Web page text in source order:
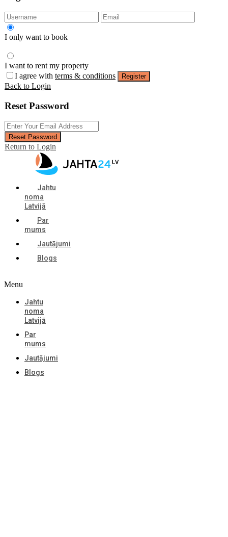
I only want to book
I want to rent my property
I agree with terms & conditions Register
Back to Login
Reset Password
Reset Password
Return to Login
Jahtu
noma
Latvijā
Par
mums
Jautājumi
Blogs
Menu
Jahtu
noma
Latvijā
Par
mums
Jautājumi
Blogs